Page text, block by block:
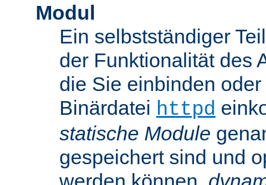
Modul
Ein selbstständiger
der Funktionalität des
die Sie einbinden
Binärdatei httpd
statische Module
gespeichert sind und